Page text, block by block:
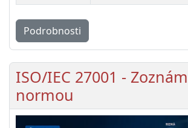
Podrobnosti
ISO/IEC 27001 -
normou